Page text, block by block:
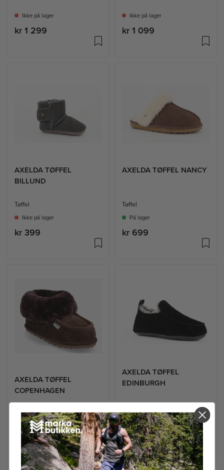
Ikke på lager
kr 1 299
Ikke på lager
kr 1 099
AXELDA TØFFEL
BILLUND
Tøffel
Ikke på lager
kr 399
AXELDA TØFFEL NANCY
Tøffel
På lager
kr 699
AXELDA TØFFEL
COPENHAGEN
Ikke på lager
kr 799
AXELDA TØFFEL
EDINBURGH
Ikke på lager
kr 799